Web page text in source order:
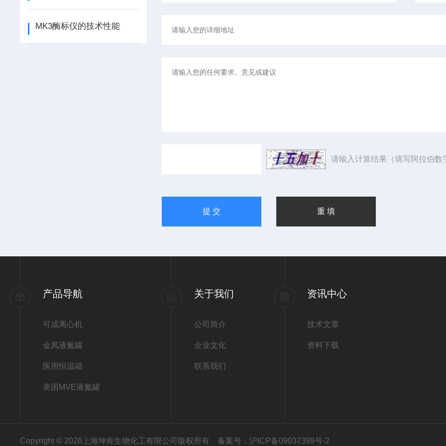
MK3酶标仪的技术性能
请输入计算结果（填写阿拉伯数
产品导航
可成离心机
金凤液氮罐
医用恒温箱
美国MVE液氮罐
关于我们
公司简介
企业文化
联系我们
资讯中心
技术文章
资料下载
Copyright © 2026上海坤肯生物化工有限公司版权所有 备案号：沪ICP备09037399号-2